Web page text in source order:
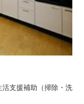
支援補助（掃除・洗